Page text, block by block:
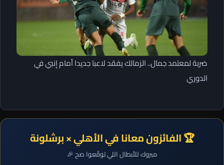
ضربة لمعتمد جمال.. الزمالك يفقد لاعبا جديدا أمام إنبي في
الدوري
🏆 الفائزون معانا في الأهلي × برشلونة
مبروك للأبطال اللي توقّعوا صح 🎉